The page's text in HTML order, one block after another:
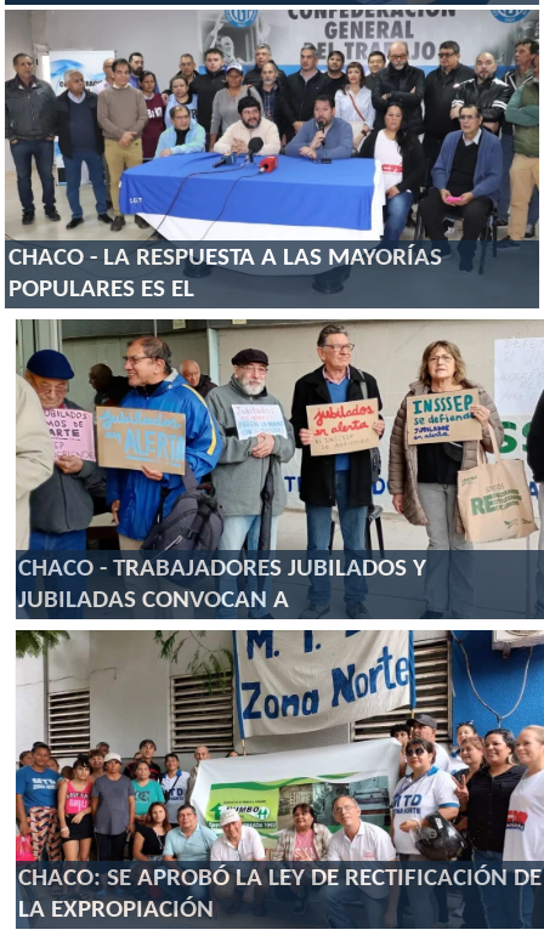
CHACO - LA RESPUESTA A LAS MAYORÍAS
POPULARES ES EL
CHACO - TRABAJADORES JUBILADOS Y
JUBILADAS CONVOCAN A
CHACO: SE APROBÓ LA LEY DE RECTIFICACIÓN DE
LA EXPROPIACIÓN